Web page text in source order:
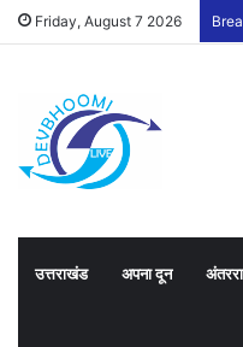
Friday, August 7 2026
उत्तराखंड अपना दून